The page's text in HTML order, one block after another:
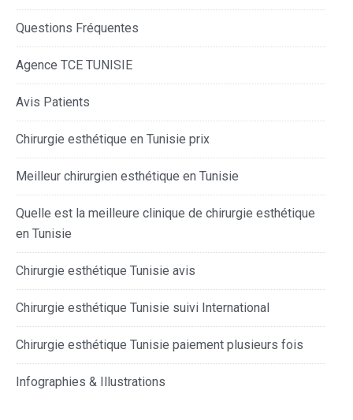
Questions Fréquentes
Agence TCE TUNISIE
Avis Patients
Chirurgie esthétique en Tunisie prix
Meilleur chirurgien esthétique en Tunisie
Quelle est la meilleure clinique de chirurgie esthétique
en Tunisie
Chirurgie esthétique Tunisie avis
Chirurgie esthétique Tunisie suivi International
Chirurgie esthétique Tunisie paiement plusieurs fois
Infographies & Illustrations